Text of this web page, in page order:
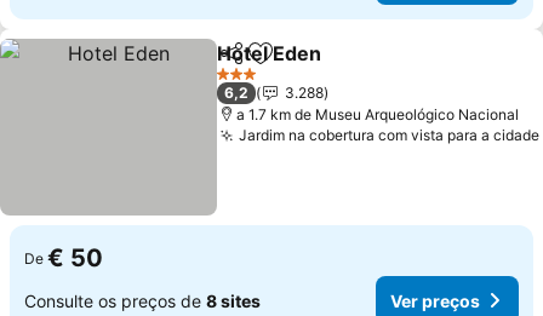
PartilharAdicionar aos favoritos
Hotel Eden
3 Estrelas
6,2
3.288
a 1.7 km de Museu Arqueológico Nacional
Jardim na cobertura com vista para a cidade
De € 50
Consulte os preços de 8 sites Ver preços